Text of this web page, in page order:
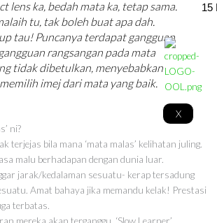
15
X
lens ka, bedah mata ka, tetap sama.
tu, tak boleh buat apa dah.
tau! Puncanya terdapat gangguan
rangsangan pada mata
tidak dibetulkan, menyebabkan
imej dari mata yang baik.
ni?
terjejas bila mana ‘mata malas’ kelihatan juling.
malu berhadapan dengan dunia luar.
jarak/kedalaman sesuatu- kerap tersadung
Amat bahaya jika memandu kelak! Prestasi
terbatas.
mereka akan terganggu. ‘Slow Learner’